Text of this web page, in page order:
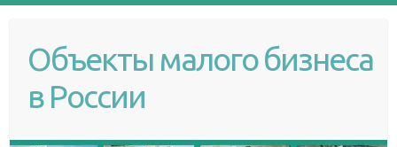
Объекты малого бизнеса
в России